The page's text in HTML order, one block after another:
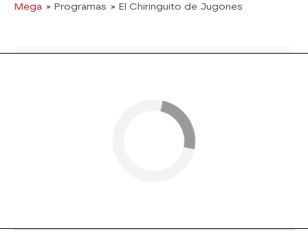
Mega » Programas » El Chiringuito de Jugones